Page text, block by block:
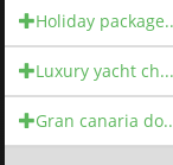
Holiday
Luxury yacht
Gran canaria